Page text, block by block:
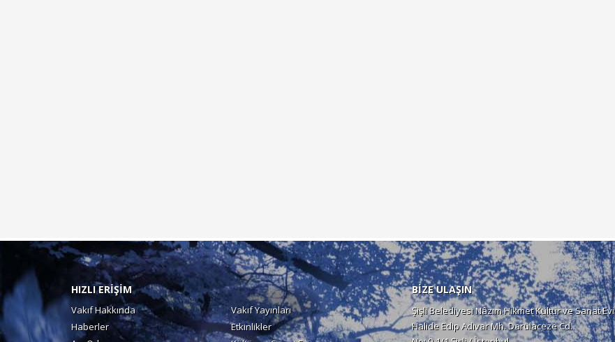
HIZLI ERİŞİM
Vakıf Hakkında
Vakıf Yayınları
Haberler
Etkinlikler
BİZE ULAŞIN
Şişli Belediyesi Nâzım Hikmet Kültür ve Sanat Evi
Halide Edip Adıvar Mh. Darülaceze Cd.